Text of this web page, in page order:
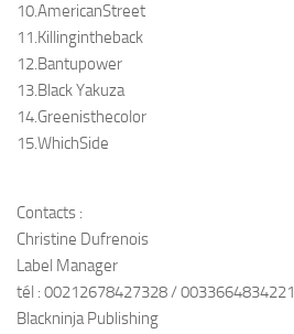
10.AmericanStreet
11.Killingintheback
12.Bantupower
13.Black Yakuza
14.Greenisthecolor
15.WhichSide
Contacts :
Christine Dufrenois
Label Manager
tél : 00212678427328 / 0033664834221
Blackninja Publishing